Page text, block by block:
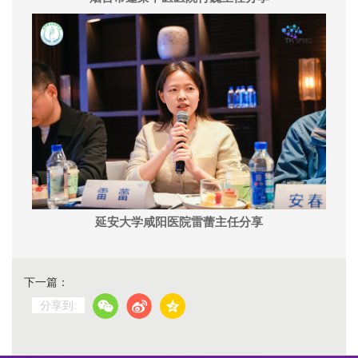
延安大学咸阳医院雷蕾主任分享
下一篇：
分享到: